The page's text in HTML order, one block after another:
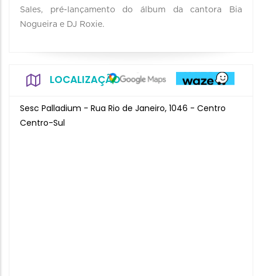
Sales, pré-lançamento do álbum da cantora Bia
Nogueira e DJ Roxie.
LOCALIZAÇÃO
Sesc Palladium - Rua Rio de Janeiro, 1046 - Centro
Centro-Sul